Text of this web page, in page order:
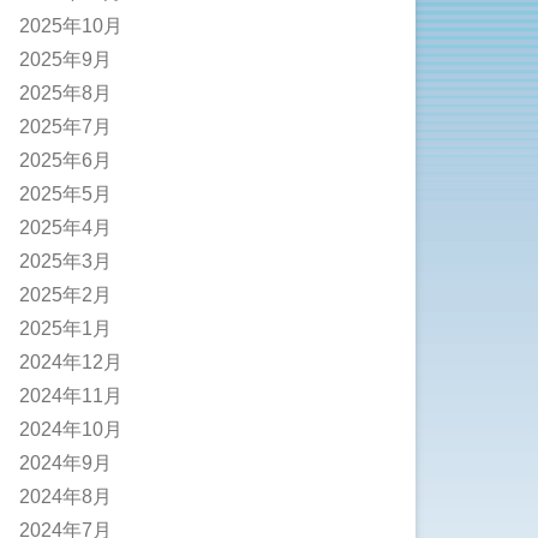
2025年10月
2025年9月
2025年8月
2025年7月
2025年6月
2025年5月
2025年4月
2025年3月
2025年2月
2025年1月
2024年12月
2024年11月
2024年10月
2024年9月
2024年8月
2024年7月